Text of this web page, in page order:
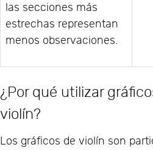
las secciones más
estrechas representan
menos observaciones.
¿Por qué utilizar
violín?
Los gráficos de violín son